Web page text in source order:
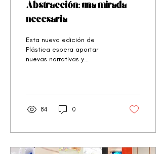
Abstracción: una mirada
necesaria
Esta nueva edición de
Plástica espera aportar
nuevas narrativas y
84 0